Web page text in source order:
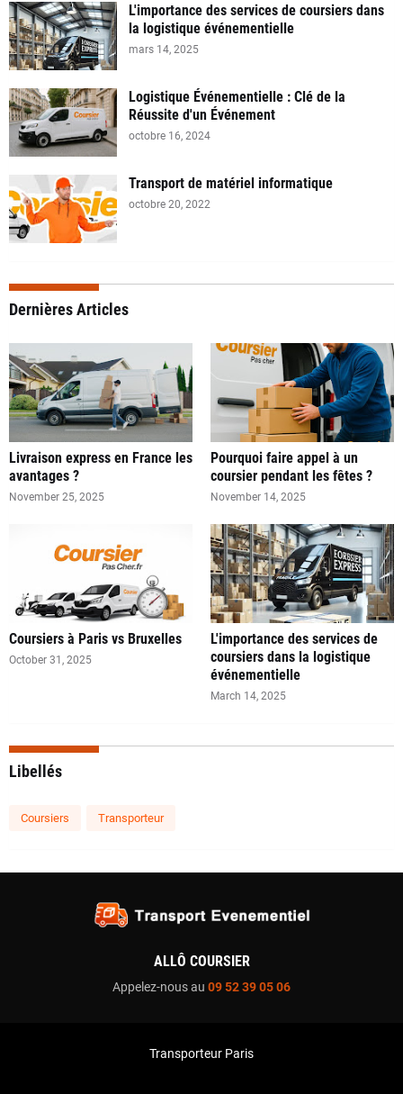
L'importance des services de coursiers dans
la logistique événementielle
mars 14, 2025
Logistique Événementielle : Clé de la
Réussite d'un Événement
octobre 16, 2024
Transport de matériel informatique
octobre 20, 2022
Dernières Articles
Livraison express en France les
avantages ?
November 25, 2025
Pourquoi faire appel à un
coursier pendant les fêtes ?
November 14, 2025
Coursiers à Paris vs Bruxelles
October 31, 2025
L'importance des services de
coursiers dans la logistique
événementielle
March 14, 2025
Libellés
Coursiers Transporteur
ALLÔ COURSIER
Appelez-nous au 09 52 39 05 06
Transporteur Paris